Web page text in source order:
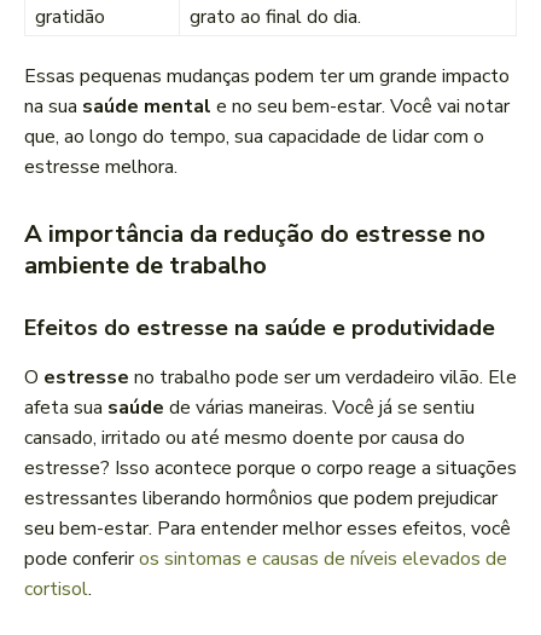
gratidão
grato ao final do dia.
Essas pequenas mudanças podem ter um grande impacto
na sua saúde mental e no seu bem-estar. Você vai notar
que, ao longo do tempo, sua capacidade de lidar com o
estresse melhora.
A importância da redução do estresse no
ambiente de trabalho
Efeitos do estresse na saúde e produtividade
O estresse no trabalho pode ser um verdadeiro vilão. Ele
afeta sua saúde de várias maneiras. Você já se sentiu
cansado, irritado ou até mesmo doente por causa do
estresse? Isso acontece porque o corpo reage a situações
estressantes liberando hormônios que podem prejudicar
seu bem-estar. Para entender melhor esses efeitos, você
pode conferiros sintomas e causas de níveis elevados de
cortisol.